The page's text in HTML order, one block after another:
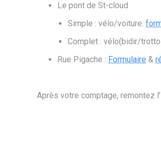
Le pont de St-cloud
Simple : vélo/voiture:
Complet : vélo(bidir/
Rue Pigache : Formulaire &
Après votre comptage, remontez